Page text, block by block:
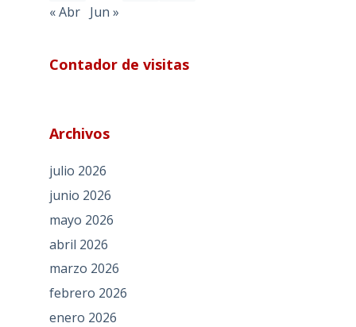
« Abr Jun »
Contador de visitas
Archivos
julio 2026
junio 2026
mayo 2026
abril 2026
marzo 2026
febrero 2026
enero 2026